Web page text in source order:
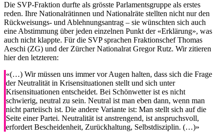
Die SVP-Fraktion durfte als grösste Parlamentsgruppe als erstes
reden. Ihre Nationalrätinnen und Nationalräte stellten nicht nur den
Rückweisungs- und Ablehnungsantrag – sie wünschten sich auch
eine Abstimmung über jeden einzelnen Punkt der «Erklärung», was
auch nicht klappte. Für die SVP sprachen Fraktionschef Thomas
Aeschi (ZG) und der Zürcher Nationalrat Gregor Rutz. Wir zitieren
hier den letzteren:
«(…) Wir müssen uns immer vor Augen halten, dass sich die Frage
der Neutralität in Krisensituationen stellt und sich unter
Krisensituationen entscheidet. Bei Schönwetter ist es nicht
schwierig, neutral zu sein. Neutral ist man eben dann, wenn man
nicht parteiisch ist. Die andere Variante ist: Man stellt sich auf die
Seite einer Partei. Neutralität ist anstrengend, ist anspruchsvoll,
erfordert Bescheidenheit, Zurückhaltung, Selbstdisziplin. (…)»